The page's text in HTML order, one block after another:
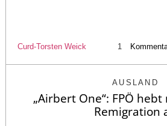
Curd-Torsten Weick 1
AUSLAND
„Airbert One“: FPÖ
Remigration